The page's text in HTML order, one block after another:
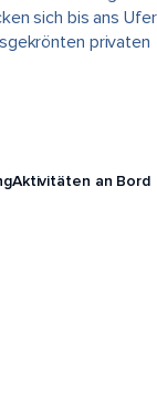
sich bis ans Ufer
privaten
Aktivitäten an Bord